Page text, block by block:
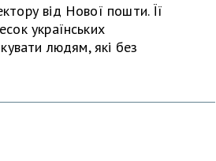
від Нової пошти. Її
українських
людям, які без